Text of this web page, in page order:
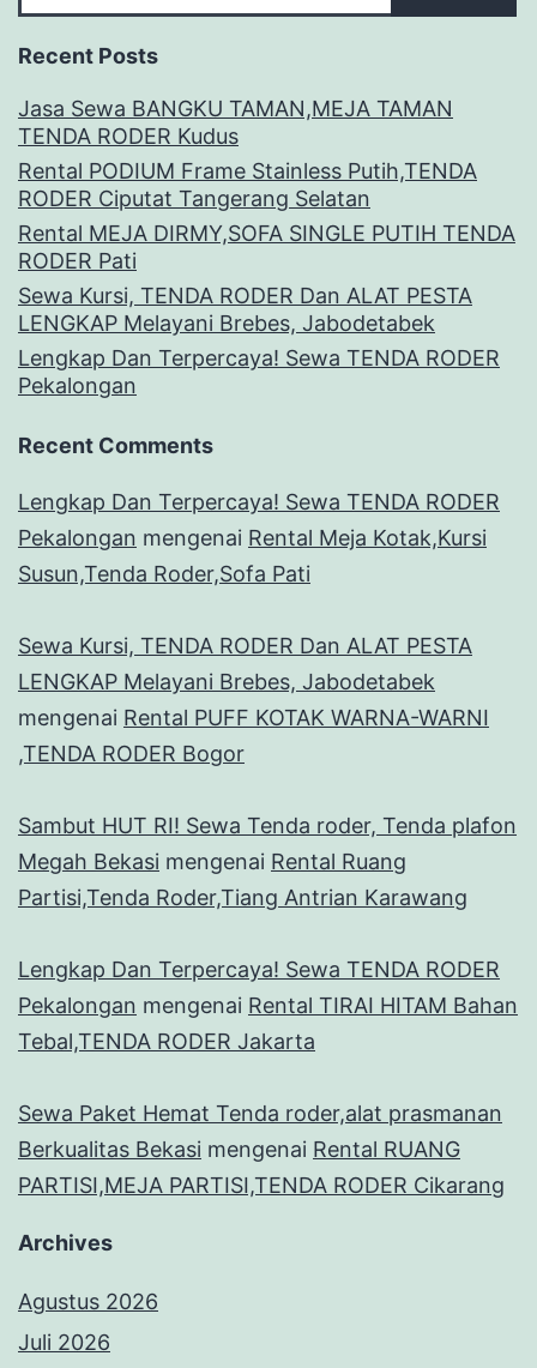
Recent Posts
Jasa Sewa BANGKU TAMAN,MEJA TAMAN
TENDA RODER Kudus
Rental PODIUM Frame Stainless Putih,TENDA
RODER Ciputat Tangerang Selatan
Rental MEJA DIRMY,SOFA SINGLE PUTIH TENDA
RODER Pati
Sewa Kursi, TENDA RODER Dan ALAT PESTA
LENGKAP Melayani Brebes, Jabodetabek
Lengkap Dan Terpercaya! Sewa TENDA RODER
Pekalongan
Recent Comments
Lengkap Dan Terpercaya! Sewa TENDA RODER
Pekalongan mengenai Rental Meja Kotak,Kursi
Susun,Tenda Roder,Sofa Pati
Sewa Kursi, TENDA RODER Dan ALAT PESTA
LENGKAP Melayani Brebes, Jabodetabek
mengenai Rental PUFF KOTAK WARNA-WARNI
,TENDA RODER Bogor
Sambut HUT RI! Sewa Tenda roder, Tenda plafon
Megah Bekasi mengenai Rental Ruang
Partisi,Tenda Roder,Tiang Antrian Karawang
Lengkap Dan Terpercaya! Sewa TENDA RODER
Pekalongan mengenai Rental TIRAI HITAM Bahan
Tebal,TENDA RODER Jakarta
Sewa Paket Hemat Tenda roder,alat prasmanan
Berkualitas Bekasi mengenai Rental RUANG
PARTISI,MEJA PARTISI,TENDA RODER Cikarang
Archives
Agustus 2026
Juli 2026